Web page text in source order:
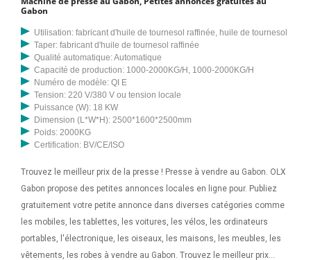
Gabon
Utilisation: fabricant d'huile de tournesol raffinée, huile de tournesol
Taper: fabricant d'huile de tournesol raffinée
Qualité automatique: Automatique
Capacité de production: 1000-2000KG/H, 1000-2000KG/H
Numéro de modèle: QI E
Tension: 220 V/380 V ou tension locale
Puissance (W): 18 KW
Dimension (L*W*H): 2500*1600*2500mm
Poids: 2000KG
Certification: BV/CE/ISO
Trouvez le meilleur prix de la presse ! Presse à vendre au Gabon. OLX
Gabon propose des petites annonces locales en ligne pour. Publiez
gratuitement votre petite annonce dans diverses catégories comme
les mobiles, les tablettes, les voitures, les vélos, les ordinateurs
portables, l'électronique, les oiseaux, les maisons, les meubles, les
vêtements, les robes à vendre au Gabon. Trouvez le meilleur prix